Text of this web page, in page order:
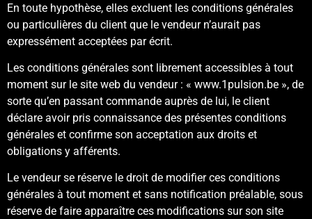
En toute hypothèse, elles excluent les conditions générales
ou particulières du client que le vendeur n’aurait pas
expressément acceptées par écrit.
Les conditions générales sont librement accessibles à tout
moment sur le site web du vendeur : « www.1pulsion.be », de
sorte qu’en passant commande auprès de lui, le client
déclare avoir pris connaissance des présentes conditions
générales et confirme son acceptation aux droits et
obligations y afférents.
Le vendeur se réserve le droit de modifier ces conditions
générales à tout moment et sans notification préalable, sous
réserve de faire apparaître ces modifications sur son site